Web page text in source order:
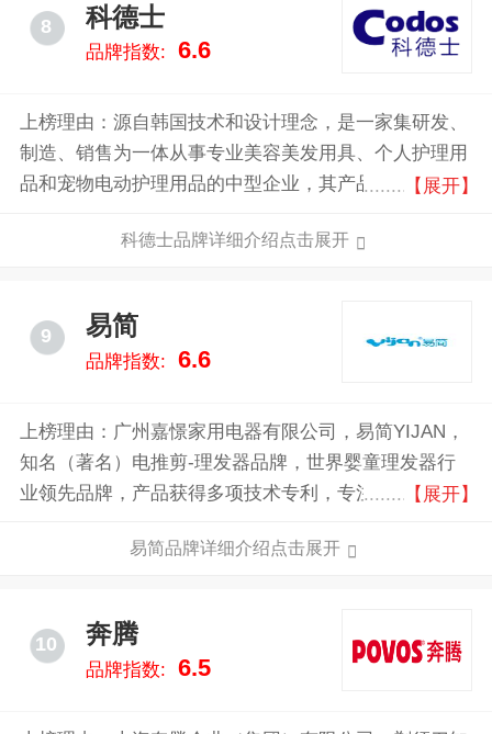
8 科德士
品牌指数: 6.6
上榜理由：源自韩国技术和设计理念，是一家集研发、
制造、销售为一体从事专业美容美发用具、个人护理用
品和宠物电动护理用品的中型企业，其产品包括专业理
推、宠物吹风机等。
【展开】
科德士品牌详细介绍点击展开
9 易简
品牌指数: 6.6
上榜理由：广州嘉憬家用电器有限公司，易简YIJAN，
知名（著名）电推剪-理发器品牌，世界婴童理发器行
业领先品牌，产品获得多项技术专利，专注婴儿、儿童
【展开】
易简品牌详细介绍点击展开
10 奔腾
品牌指数: 6.5